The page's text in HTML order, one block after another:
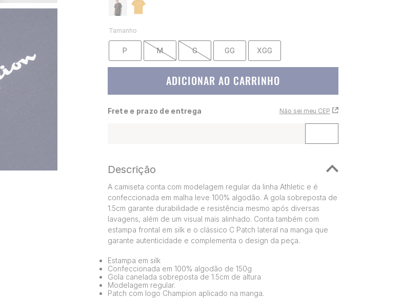
Tamanho
P M G GG XGG
ADICIONAR AO CARRINHO
Frete e prazo de entrega Não sei meu CEP
Descrição
A camiseta conta com modelagem regular da linha Athletic e é
confeccionada em malha leve 100% algodão. A gola sobreposta de
1.5cm garante durabilidade e resistência mesmo após diversas
lavagens, além de um visual mais alinhado. Conta também com
estampa frontal em silk e o clássico C Patch lateral na manga que
garante autenticidade e complementa o design da peça.
Estampa em silk
Confeccionada em 100% algodão de 150g
Gola canelada sobreposta de 1.5cm de altura
Modelagem regular.
Patch com logo Champion aplicado na manga.